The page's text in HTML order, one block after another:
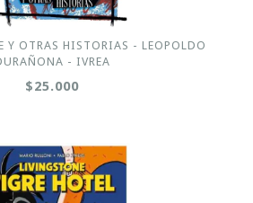
Y OTRAS HISTORIAS - LEOPOLDO
- IVREA
$25.000